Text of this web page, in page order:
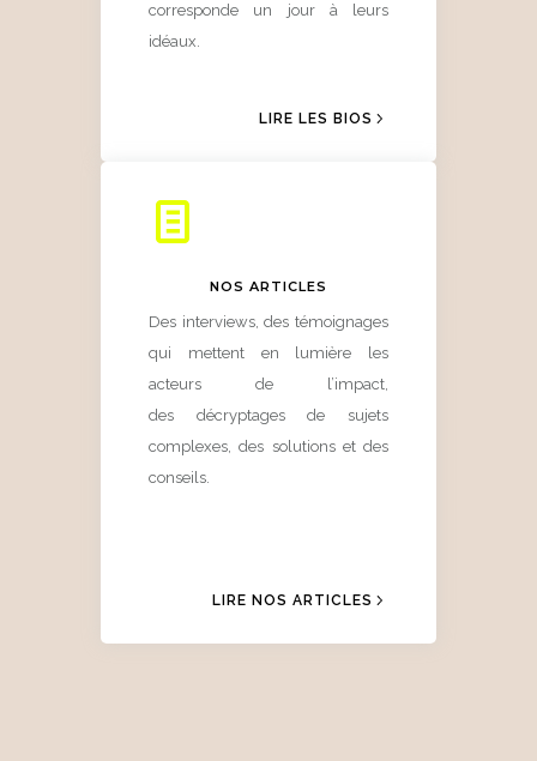
corresponde un jour à leurs
idéaux.
LIRE LES BIOS
NOS ARTICLES
Des interviews, des témoignages
qui mettent en lumière les
acteurs de l’impact,
des décryptages de sujets
complexes, des solutions et des
conseils.
LIRE NOS ARTICLES